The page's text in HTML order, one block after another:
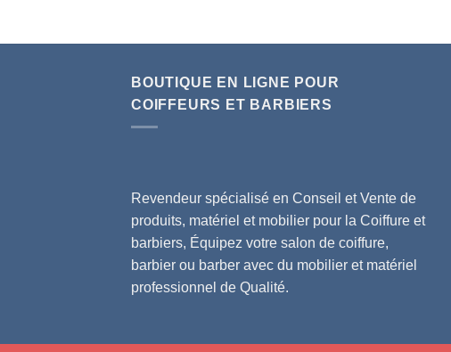
BOUTIQUE EN LIGNE POUR
COIFFEURS ET BARBIERS
Revendeur spécialisé en Conseil et Vente de
produits, matériel et mobilier pour la Coiffure et
barbiers, Équipez votre salon de coiffure,
barbier ou barber avec du mobilier et matériel
professionnel de Qualité.